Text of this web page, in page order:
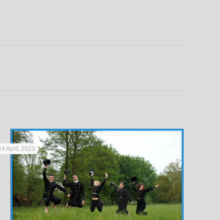
April, 2023